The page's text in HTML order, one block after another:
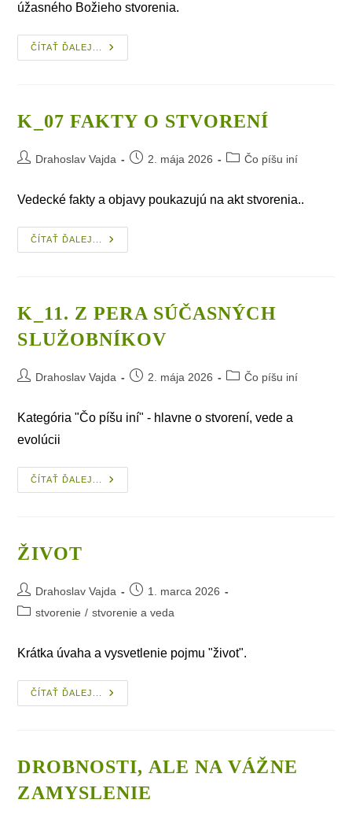
úžasného Božieho stvorenia.
ČÍTAŤ ĎALEJ...
K_05.
Božie
K_07 FAKTY O STVORENÍ
PostDrahoslav Vajda
Post2. mája 2026
PostČo píšu iní
Vedecké fakty a objavy poukazujú na akt stvorenia..
ČÍTAŤ ĎALEJ...
K_07
Fakty
K_11. Z PERA SÚČASNÝCH
SLUŽOBNÍKOV
PostDrahoslav Vajda
Post2. mája 2026
PostČo píšu iní
Kategória "Čo píšu iní" - hlavne o stvorení, vede a
evolúcii
ČÍTAŤ ĎALEJ...
K_11.
Z Pera
ŽIVOT
Post
author:
Drahoslav Vajda
Post
published:
1. marca 2026
Poststvorenie / stvorenie a veda
Krátka úvaha a vysvetlenie pojmu "život".
ČÍTAŤ ĎALEJ... Život
DROBNOSTI, ALE NA VÁŽNE
ZAMYSLENIE